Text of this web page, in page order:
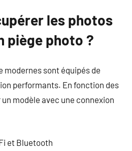
les photos
piège photo ?
modernes sont équipés de
performants. En fonction des
modèle avec une connexion
et Bluetooth